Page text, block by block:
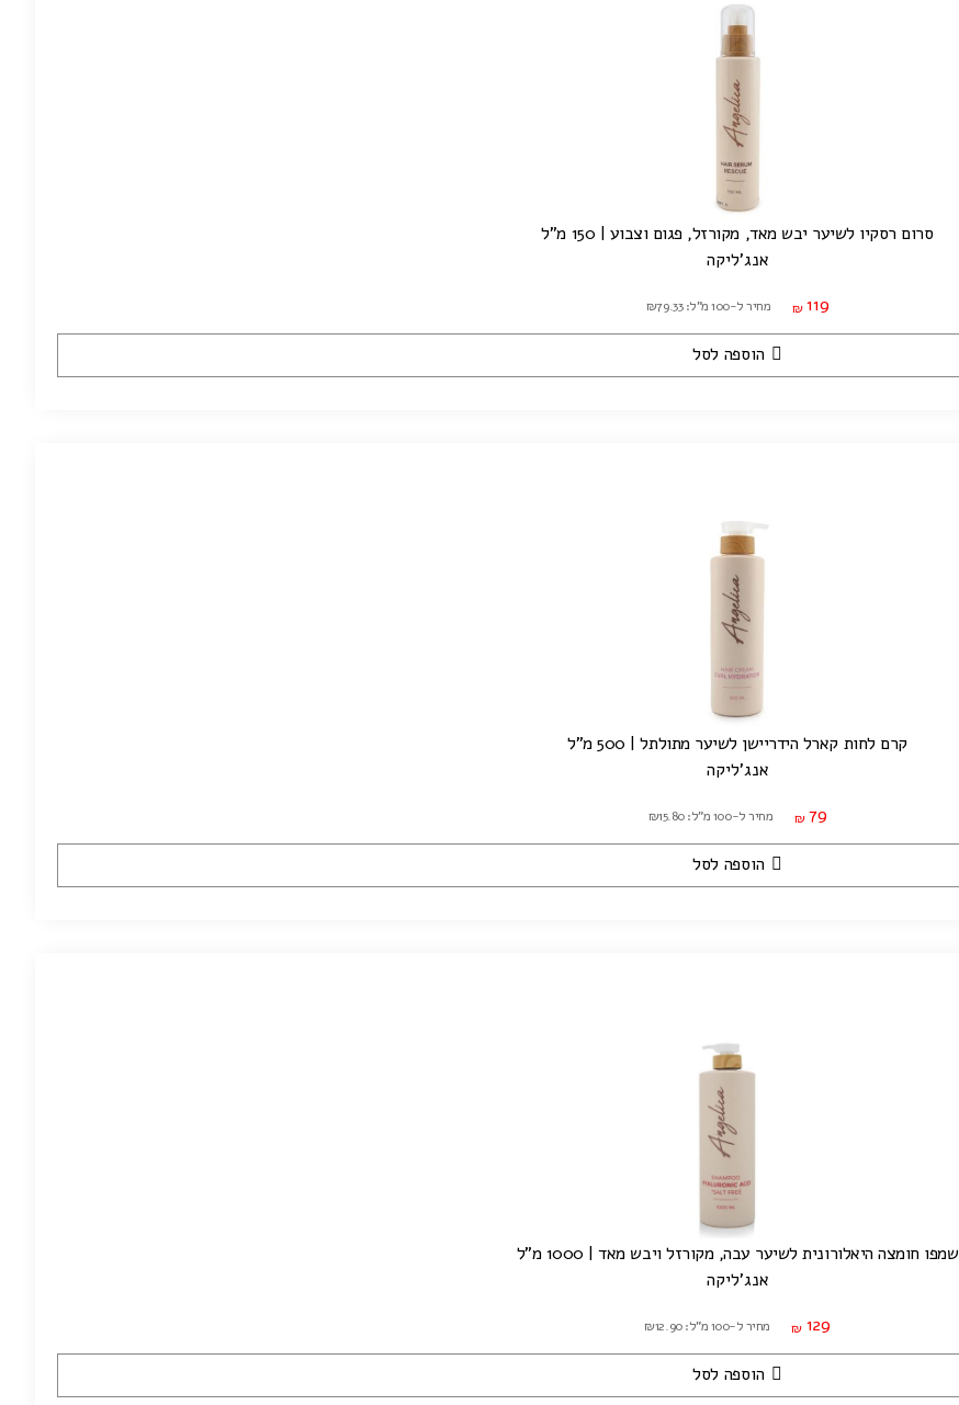
סרום רסקיו לשיער יבש מאד, מקורזל, פגום וצבוע | 150 מ"ל
אנג'ליקה
₪ 119 מחיר ל-100 מ"ל: ₪79.33
הוספה לסל
קרם לחות קארל הידריישן לשיער מתולתל | 500 מ"ל
אנג'ליקה
₪ 79 מחיר ל-100 מ"ל: ₪15.80
הוספה לסל
שמפו חומצה היאלורונית לשיער עבה, מקורזל ויבש מאד | 1000 מ"ל
אנג'ליקה
₪ 129 מחיר ל-100 מ"ל: ₪12.90
הוספה לסל